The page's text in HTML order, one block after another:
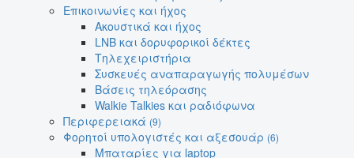
Επικοινωνίες και ήχος
Ακουστικά και ήχος
LNB και δορυφορικοί δέκτες
Τηλεχειριστήρια
Συσκευές αναπαραγωγής πολυμέσων
Βάσεις τηλεόρασης
Walkie Talkies και ραδιόφωνα
Περιφερειακά (9)
Φορητοί υπολογιστές και αξεσουάρ (6)
Μπαταρίες για laptop